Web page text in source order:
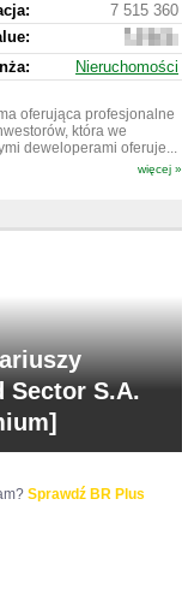
7 515 360
601
360
Nieruchomości
oferująca profesjonalne
która we
deweloperami oferuje...
więcej »
Sector S.A.
Sprawdź BR Plus